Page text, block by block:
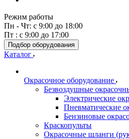
Режим работы
Пн - Чт: с 9:00 до 18:00
Пт : с 9:00 до 17:00
Подбор оборудования
Каталог
Окрасочное оборудование
Безвоздушные
Электрические
Пневматические
Бензиновые
Краскопульты
Окрасочные шланги